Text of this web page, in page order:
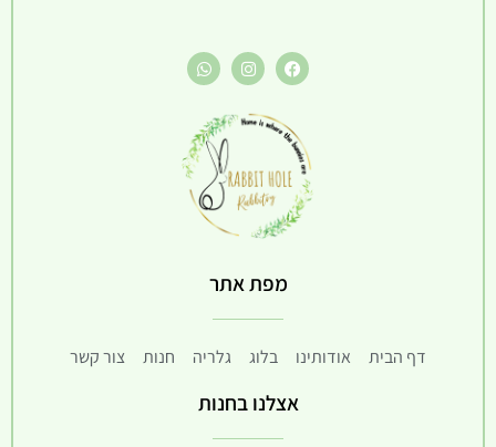
מפת אתר
דף הבית אודותינו בלוג גלריה חנות צור קשר
אצלנו בחנות